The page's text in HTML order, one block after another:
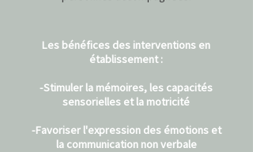
Les bénéfices des interventions en
établissement :
-Stimuler la mémoires, les capacités
sensorielles et la motricité
-Favoriser l'expression des émotions et
la communication non verbale